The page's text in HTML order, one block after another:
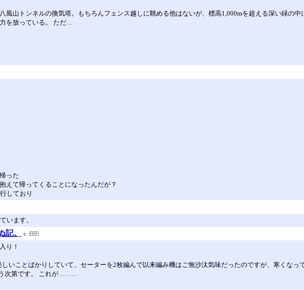
風山トンネルの換気塔。もちろんフェンス越しに眺める他はないが、標高1,000mを超える深い緑の
を放っている。 ただ…
った
えて帰ってくることになったんだが？
しており
います。
記。
り！
いことばかりしていて、セーターを2枚編んで以来編み機はご無沙汰気味だったのですが、寒くなっ
う次第です。 これが………